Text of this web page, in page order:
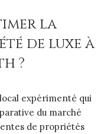
la
de luxe à
?
expérimenté qui
du marché
de propriétés